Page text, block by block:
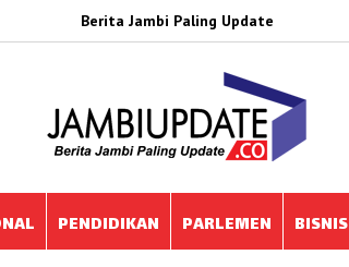
Berita Jambi Paling Update
PENDIDIKAN PARLEMEN BISNIS